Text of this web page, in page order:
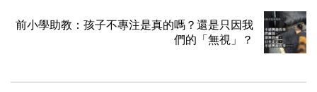
前小學助教：孩子不專注是真的嗎？還是只因我
們的「無視」？